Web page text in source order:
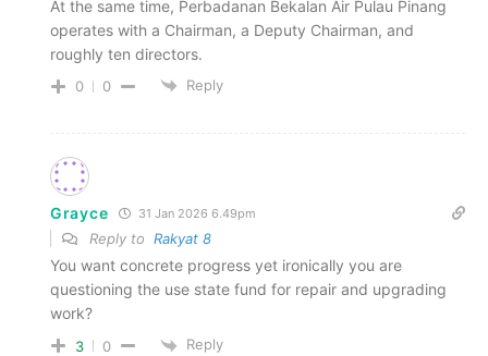
At the same time, Perbadanan Bekalan Air Pulau Pinang
operates with a Chairman, a Deputy Chairman, and
roughly ten directors.
0 0 Reply
Grayce 31 Jan 2026 6.49pm
Reply to Rakyat 8
You want concrete progress yet ironically you are
questioning the use state fund for repair and upgrading
work?
3 0 Reply